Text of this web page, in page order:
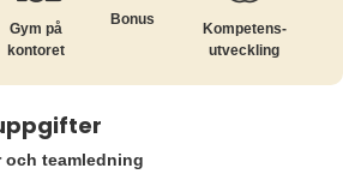
Gym på
kontoret
Bonus
Kompetens­
utveckling
och teamledning